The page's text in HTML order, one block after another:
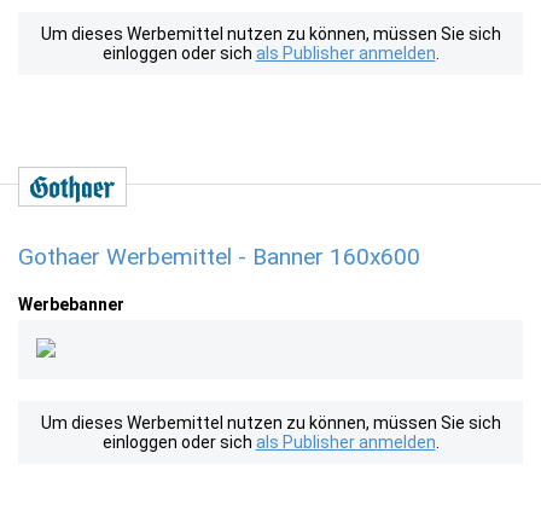
Um dieses Werbemittel nutzen zu können, müssen Sie sich
einloggen oder sich als Publisher anmelden
Gothaer Werbemittel - Banner 160x600
Werbebanner
Um dieses Werbemittel nutzen zu können, müssen Sie sich
einloggen oder sich als Publisher anmelden